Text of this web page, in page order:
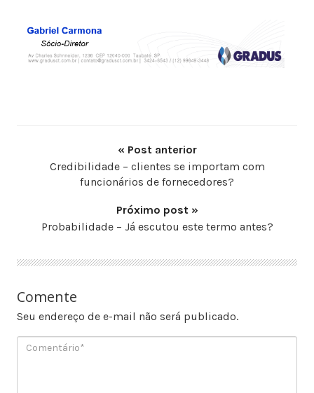
« Post anterior
Credibilidade – clientes se importam com
funcionários de fornecedores?
Próximo post »
Probabilidade – Já escutou este termo antes?
Comente
Seu endereço de e-mail não será publicado.